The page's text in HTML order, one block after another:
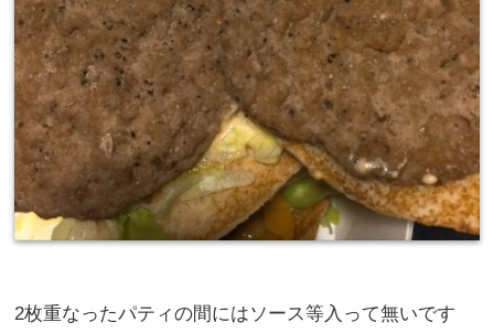
2枚重なったパティの間にはソース等入って無いです